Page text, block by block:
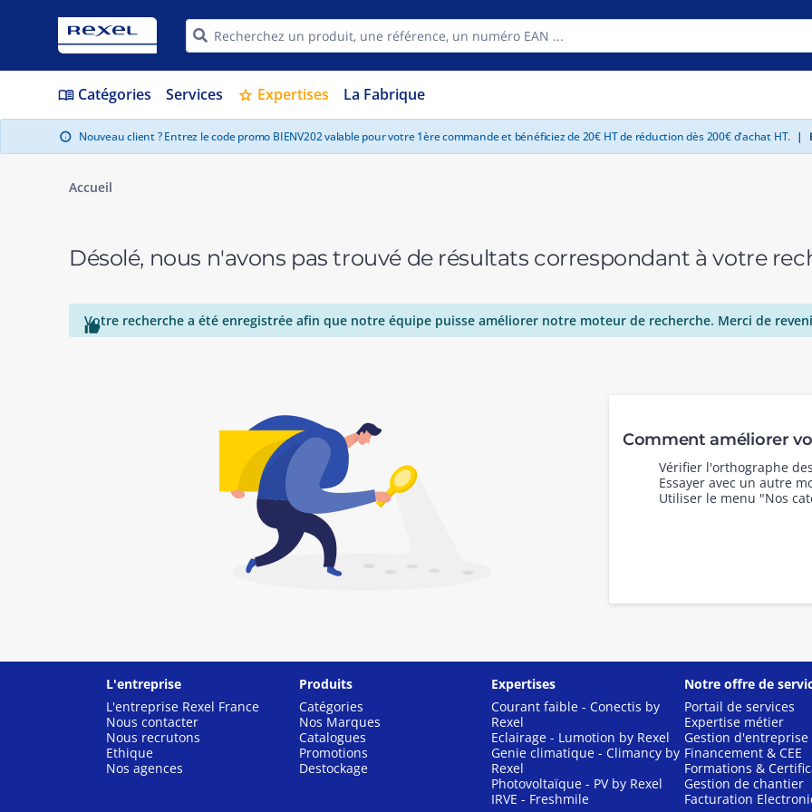
menu_book Catégories Services star Expertises La Fabrique
info Nouveau client ? Entrez le code promo BIENV202 valable pour votre 1ère commande et bénéficiez de 20€ HT de réduction dès 200€ d'achat HT. |
Accueil
Désolé, nous n'avons pas trouvé de résultats correspondant à votre

Votre recherche a été enregistrée afin que notre équipe puisse améliorer notre moteur de recherche. Merci de
Comment améliorer
Vérifier l'orthographe
Essayer avec un autre
Utiliser le menu "Nos
L'entreprise
L'entreprise Rexel France
Nous contacter
Nous recrutons
Ethique
Nos agences
Produits
Catégories
Nos Marques
Catalogues
Promotions
Destockage
Expertises
Courant faible - Conectis by
Rexel
Eclairage - Lumotion by Rexel
Genie climatique - Climancy by
Rexel
Photovoltaïque - PV by Rexel
IRVE - Freshmile
Notre offre de
Portail de services
Expertise métier
Gestion d'entreprise
Financement & CEE
Formations &
Gestion de chantier
Facturation